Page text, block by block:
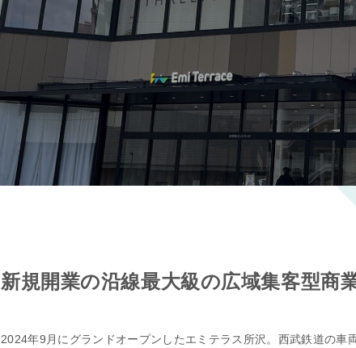
新規開業の沿線最大級の広域集客型商
2024年9月にグランドオープンしたエミテラス所沢。西武鉄道の